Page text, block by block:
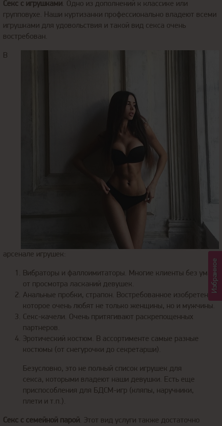
Секс с игрушками. Одно из дополнений к классике или
групповухе. Наши куртизанки профессионально владеют всеми
игрушками для удовольствия и такой вид секса очень
востребован.
В
арсенале игрушек:
Вибраторы и фаллоимитаторы. Многие клиенты без ума
от просмотра ласканий девушек.
Анальные пробки, страпон. Востребованное изобретение,
которое очень любят не только женщины, но и мужчины.
Секс-качели. Очень притягивают раскрепощенных
партнеров.
Эротический костюм. В ассортименте самые разные
костюмы (от снегурочки до секретарши).
Безусловно, это не полный список игрушек для
секса, которыми владеют наши девушки. Есть еще
приспособления для БДСМ-игр (кляпы, наручники,
плети и т.п.).
Секс с семейной парой. Этот вид услуги также достаточно
Избранное